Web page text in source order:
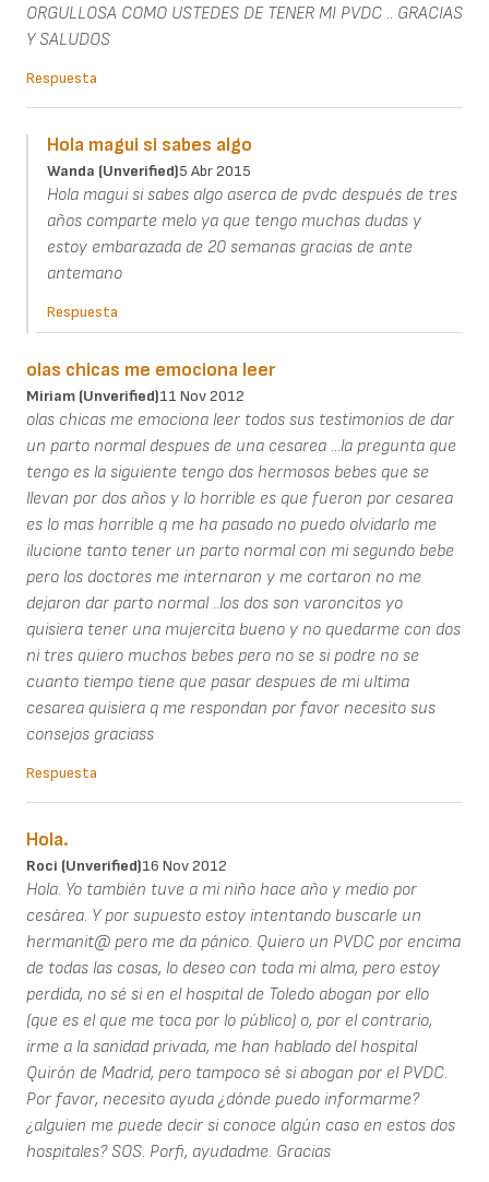
ORGULLOSA COMO USTEDES DE TENER MI PVDC .. GRACIAS
Y SALUDOS
Respuesta
Hola magui si sabes algo
Wanda (unverified)5 Abr 2015
Hola magui si sabes algo aserca de pvdc después de tres
años comparte melo ya que tengo muchas dudas y
estoy embarazada de 20 semanas gracias de ante
antemano
Respuesta
olas chicas me emociona leer
Miriam (unverified)11 Nov 2012
olas chicas me emociona leer todos sus testimonios de dar
un parto normal despues de una cesarea ...la pregunta que
tengo es la siguiente tengo dos hermosos bebes que se
llevan por dos años y lo horrible es que fueron por cesarea
es lo mas horrible q me ha pasado no puedo olvidarlo me
ilucione tanto tener un parto normal con mi segundo bebe
pero los doctores me internaron y me cortaron no me
dejaron dar parto normal ..los dos son varoncitos yo
quisiera tener una mujercita bueno y no quedarme con dos
ni tres quiero muchos bebes pero no se si podre no se
cuanto tiempo tiene que pasar despues de mi ultima
cesarea quisiera q me respondan por favor necesito sus
consejos graciass
Respuesta
Hola.
Roci (unverified)16 Nov 2012
Hola. Yo también tuve a mi niño hace año y medio por
cesárea. Y por supuesto estoy intentando buscarle un
hermanit@ pero me da pánico. Quiero un PVDC por encima
de todas las cosas, lo deseo con toda mi alma, pero estoy
perdida, no sé si en el hospital de Toledo abogan por ello
(que es el que me toca por lo público) o, por el contrario,
irme a la sanidad privada, me han hablado del hospital
Quirón de Madrid, pero tampoco sé si abogan por el PVDC.
Por favor, necesito ayuda ¿dónde puedo informarme?
¿alguien me puede decir si conoce algún caso en estos dos
hospitales? SOS. Porfi, ayudadme. Gracias